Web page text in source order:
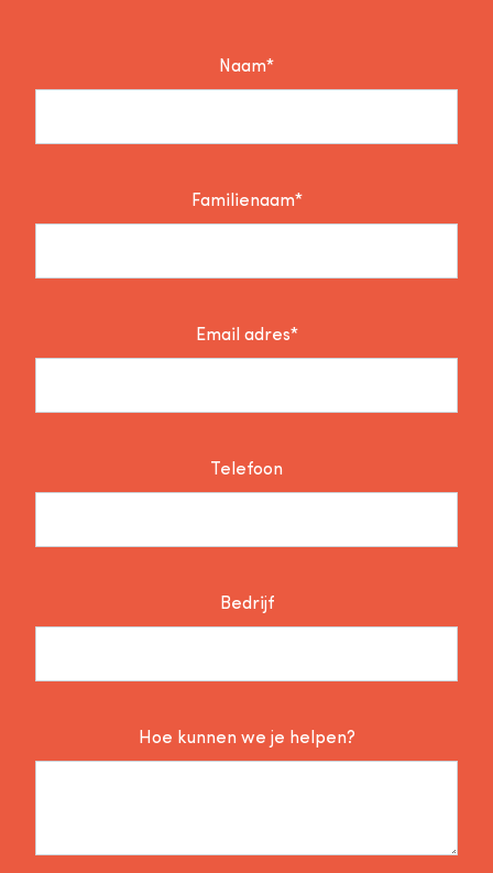
Naam*
Familienaam*
Email adres*
Telefoon
Bedrijf
Hoe kunnen we je helpen?